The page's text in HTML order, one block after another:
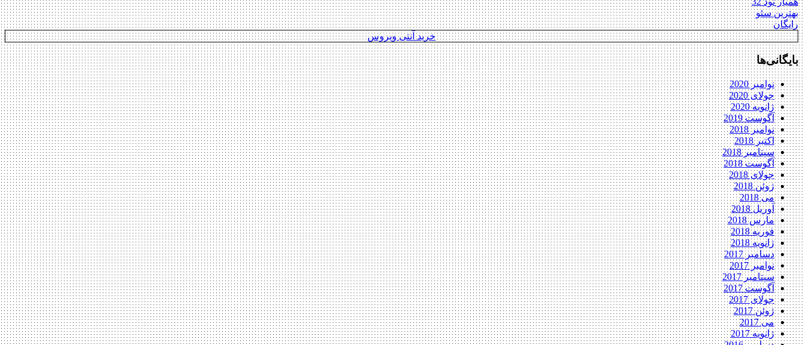
بهترین سئو
رایگان
خرید آنتی ویروس
بایگانی‌ها
نوامبر 2020
جولای 2020
ژانویه 2020
آگوست 2019
نوامبر 2018
اکتبر 2018
سپتامبر 2018
آگوست 2018
جولای 2018
ژوئن 2018
می 2018
آوریل 2018
مارس 2018
فوریه 2018
ژانویه 2018
دسامبر 2017
نوامبر 2017
سپتامبر 2017
آگوست 2017
جولای 2017
ژوئن 2017
می 2017
ژانویه 2017